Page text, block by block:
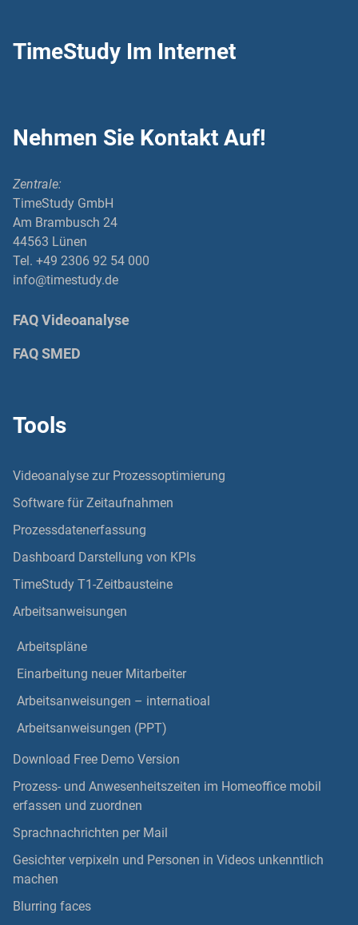
TimeStudy Im Internet
Nehmen Sie Kontakt Auf!
Zentrale:
TimeStudy GmbH
Am Brambusch 24
44563 Lünen
Tel. +49 2306 92 54 000
info@timestudy.de
FAQ Videoanalyse
FAQ SMED
Tools
Videoanalyse zur Prozessoptimierung
Software für Zeitaufnahmen
Prozessdatenerfassung
Dashboard Darstellung von KPIs
TimeStudy T1-Zeitbausteine
Arbeitsanweisungen
Arbeitspläne
Einarbeitung neuer Mitarbeiter
Arbeitsanweisungen – internatioal
Arbeitsanweisungen (PPT)
Download Free Demo Version
Prozess- und Anwesenheitszeiten im Homeoffice mobil
erfassen und zuordnen
Sprachnachrichten per Mail
Gesichter verpixeln und Personen in Videos unkenntlich
machen
Blurring faces